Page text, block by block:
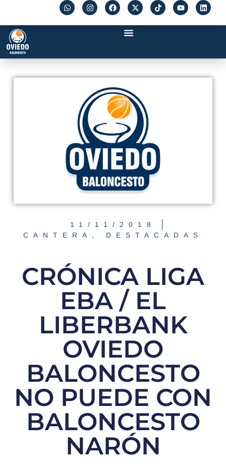
11/11/2018
CANTERA , DESTACADAS
CRÓNICA LIGA
EBA / EL
LIBERBANK
OVIEDO
BALONCESTO
NO PUEDE CON
BALONCESTO
NARÓN